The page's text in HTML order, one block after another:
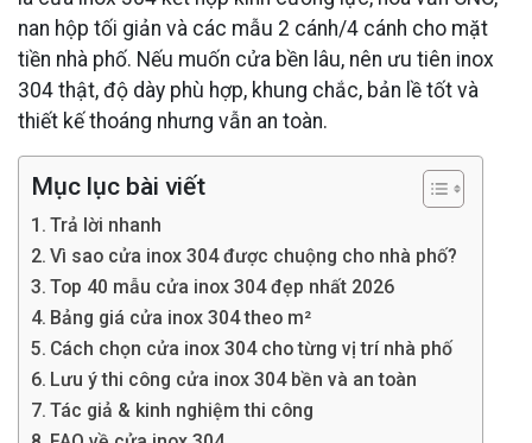
nan hộp tối giản và các mẫu 2 cánh/4 cánh cho mặt
tiền nhà phố. Nếu muốn cửa bền lâu, nên ưu tiên inox
304 thật, độ dày phù hợp, khung chắc, bản lề tốt và
thiết kế thoáng nhưng vẫn an toàn.
Mục lục bài viết
Trả lời nhanh
Vì sao cửa inox 304 được chuộng cho nhà phố?
Top 40 mẫu cửa inox 304 đẹp nhất 2026
Bảng giá cửa inox 304 theo m²
Cách chọn cửa inox 304 cho từng vị trí nhà phố
Lưu ý thi công cửa inox 304 bền và an toàn
Tác giả & kinh nghiệm thi công